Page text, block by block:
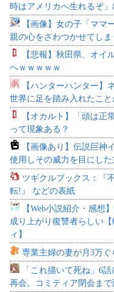
時はアメリカへ生れるぞ
【画像】女の子「ママ
親の心をざわつかせてしま
【悲報】秋田県、オイ
へｗｗｗｗｗ
【ハンターハンター】
世界に足を踏み入れたこと
【オカルト】「頭は正
って現象ある？
【画像あり】伝説巨神
使用しその威力を目にし
ツギクルブックス：『
転!』 などの表紙
【Web小説紹介・感想
成り上がり復讐者らしい
ィ】
専業主婦の妻が月3万
「これ描いて死ね」6
再会。コミティア閉会ま